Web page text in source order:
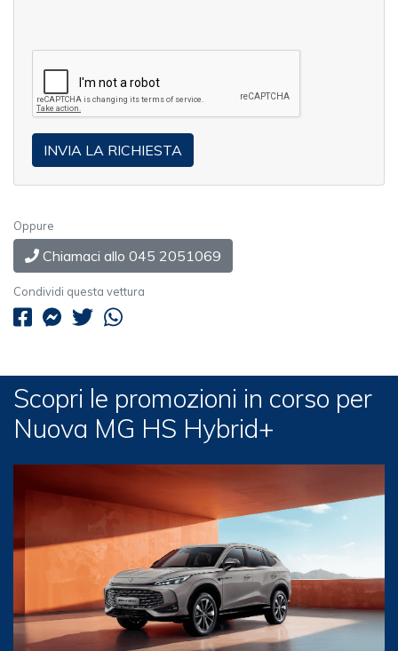
Oppure
Chiamaci allo 045 2051069
Condividi questa vettura
Scopri le promozioni in corso per
Nuova MG HS Hybrid+